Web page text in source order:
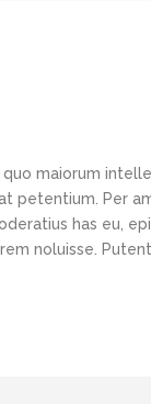
maiorum
Per
has eu,
noluisse.